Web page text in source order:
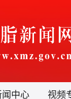
闻中心 视频